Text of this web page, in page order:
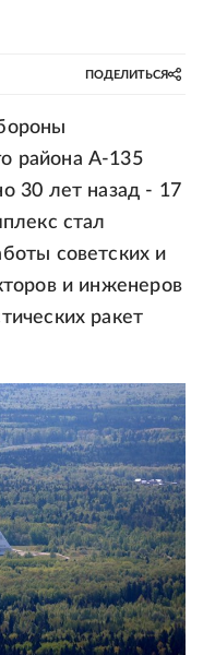
ПОДЕЛИТЬСЯ
района А-135
30 лет назад - 17
стал
советских и
и инженеров
ракет